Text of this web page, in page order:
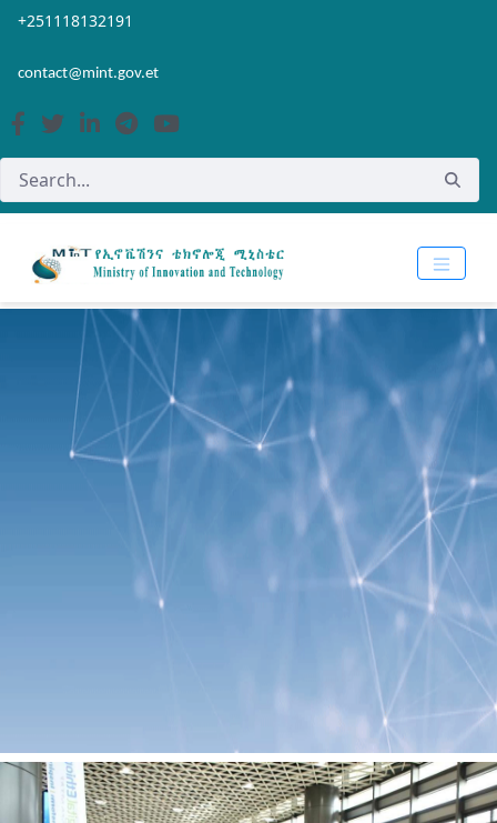
Skip to Main Content
Open Accessibility Menu
+251118132191
contact@mint.gov.et